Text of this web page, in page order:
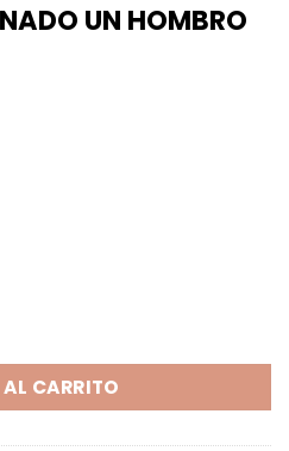
UN HOMBRO
HOMBRO SLINKY cantidad
CARRITO